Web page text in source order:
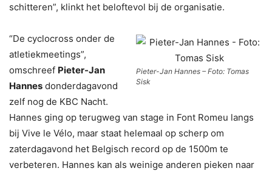
schitteren”, klinkt het beloftevol bij de organisatie.
Pieter-Jan Hannes – Foto: Tomas
Sisk
“De cyclocross onder de
atletiekmeetings”,
omschreef Pieter-Jan
Hannes donderdagavond
zelf nog de KBC Nacht.
Hannes ging op terugweg van stage in Font Romeu langs
bij Vive le Vélo, maar staat helemaal op scherp om
zaterdagavond het Belgisch record op de 1500m te
verbeteren. Hannes kan als weinige anderen pieken naar